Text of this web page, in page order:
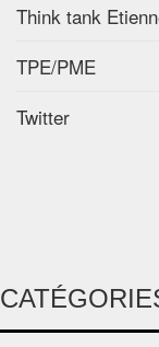
Think tank
TPE/PME
Twitter